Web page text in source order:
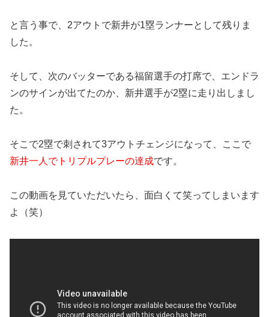
と言う事で、2アウトで新井が1塁ランナーとして残りま
した。
そして、次のバッターである福留選手の打席で、エンドラ
ンのサインが出てたのか、新井選手が2塁に走り出しまし
た。
そこで2塁で刺されて3アウトチェンジになって、ここで
新井一人でトリプルプレーの達成です。
この動画を見ていただいたら、面白くて笑ってしまいます
よ（笑）